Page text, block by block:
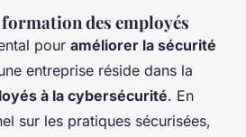
des employés
pour améliorer la sécurité
entreprise réside dans la
à la cybersécurité. En
sur les pratiques sécurisées,